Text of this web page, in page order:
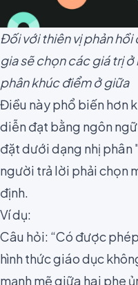
Đối với thiên vị phản
gia sẽ chọn các giá trị
phân khúc điểm ở giữa
Điều này phổ biến hơn
diễn đạt bằng ngôn
đặt dưới dạng nhị
người trả lời phải chọn
định.
Ví dụ:
Câu hỏi: “Có được
hình thức giáo dục
mạnh mẽ giữa hai phe